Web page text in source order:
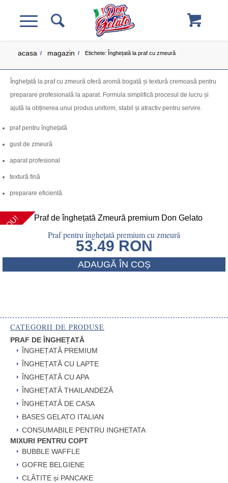
acasa / magazin / Etichete: Înghețată la praf cu zmeură
Înghețată la praf cu zmeură oferă aromă bogată și textură cremoasă pentru
preparare profesională la aparat. Formula simplifică procesul de lucru și
ajută la obținerea unui produs uniform, stabil și atractiv pentru servire.
praf pentru înghețată
gust de zmeură
aparat profesional
textură fină
preparare eficientă
NOU!
Praf pentru înghețată premium cu zmeură
53.49 RON
ADAUGĂ ÎN COȘ
CATEGORII DE PRODUSE
PRAF DE ÎNGHEȚATĂ
ÎNGHEȚATĂ PREMIUM
ÎNGHEȚATĂ CU LAPTE
ÎNGHEȚATĂ CU APA
ÎNGHEȚATĂ THAILANDEZĂ
ÎNGHEȚATĂ DE CASA
BASES GELATO ITALIAN
CONSUMABILE PENTRU INGHETATA
MIXURI PENTRU COPT
BUBBLE WAFFLE
GOFRE BELGIENE
CLĂTITE și PANCAKE